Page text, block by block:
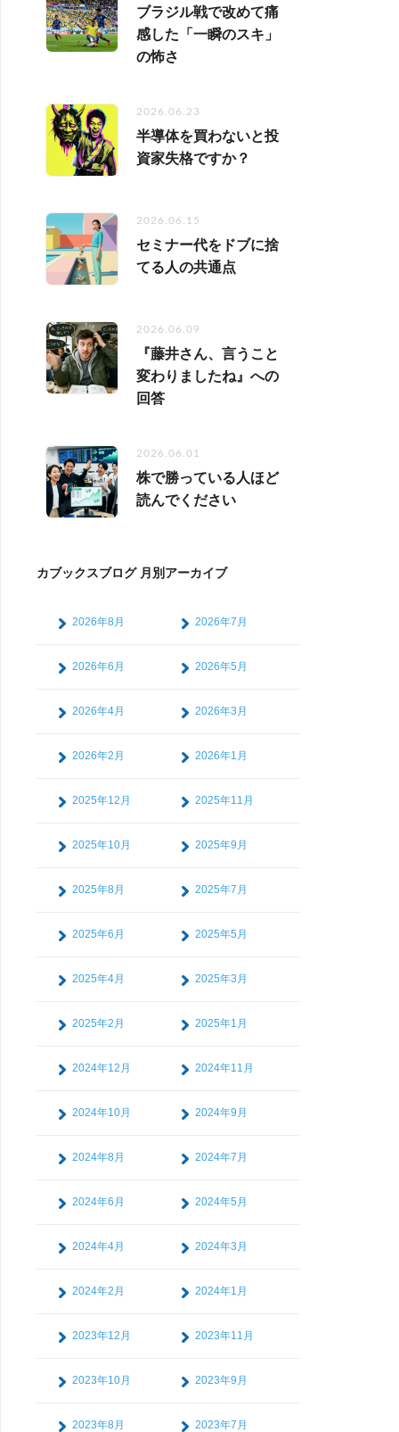
ブラジル戦で改めて痛
感した「一瞬のスキ」
の怖さ
2026.06.23
半導体を買わないと投
資家失格ですか？
2026.06.15
セミナー代をドブに捨
てる人の共通点
2026.06.09
『藤井さん、言うこと
変わりましたね』への
回答
2026.06.01
株で勝っている人ほど
読んでください
カブックスブログ 月別アーカイブ
2026年8月 2026年7月
2026年6月 2026年5月
2026年4月 2026年3月
2026年2月 2026年1月
2025年12月 2025年11月
2025年10月 2025年9月
2025年8月 2025年7月
2025年6月 2025年5月
2025年4月 2025年3月
2025年2月 2025年1月
2024年12月 2024年11月
2024年10月 2024年9月
2024年8月 2024年7月
2024年6月 2024年5月
2024年4月 2024年3月
2024年2月 2024年1月
2023年12月 2023年11月
2023年10月 2023年9月
2023年8月 2023年7月